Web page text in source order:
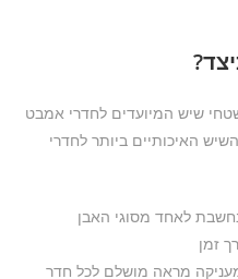
שיש המיועדים לחדרי אמבט
האיכותיים ביותר לחדרי
לאחד מסוגי האבן
זמן
מראה מושלם לכל חדר